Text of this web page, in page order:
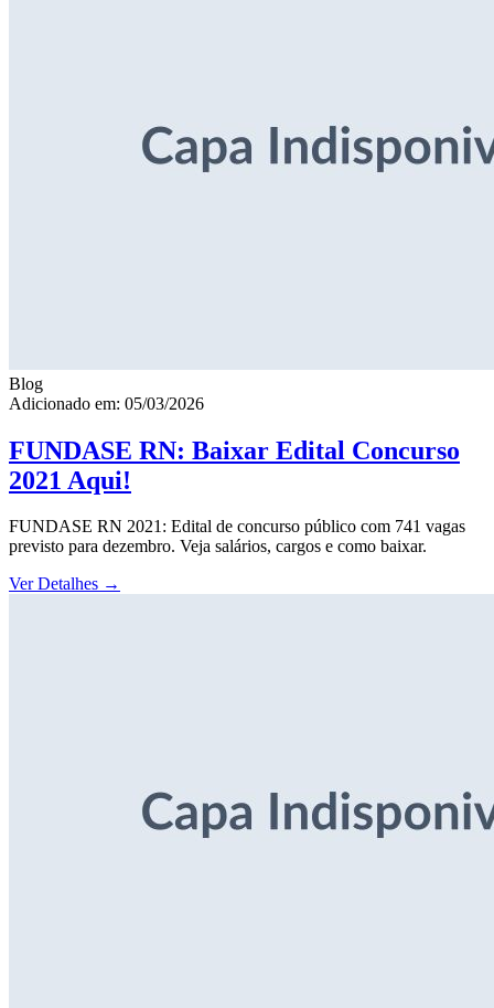
Blog
Adicionado em: 05/03/2026
FUNDASE RN: Baixar Edital Concurso
2021 Aqui!
FUNDASE RN 2021: Edital de concurso público com 741 vagas
previsto para dezembro. Veja salários, cargos e como baixar.
Ver Detalhes →